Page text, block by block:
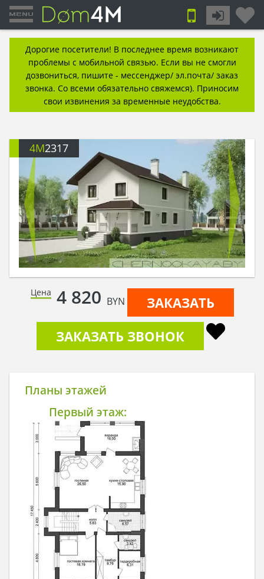
Дорогие посетители! В последнее время возникают
проблемы с мобильной связью. Если вы не смогли
дозвониться, пишите - мессенджер/ эл.почта/ заказ
звонка. Со всеми обязательно свяжемся). Приносим
свои извинения за временные неудобства.
4M2317
Цена 4 820 BYN
ЗАКАЗАТЬ
ЗАКАЗАТЬ ЗВОНОК
Планы этажей
Первый этаж: